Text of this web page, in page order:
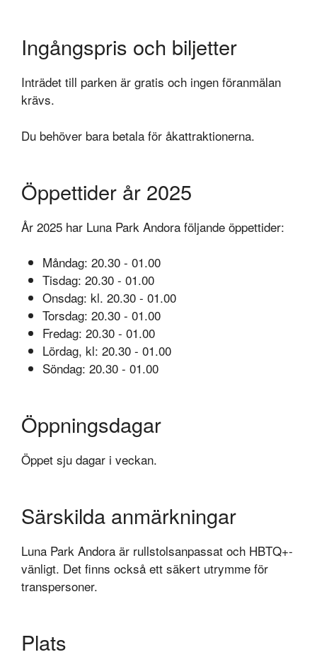
Ingångspris och biljetter
Inträdet till parken är gratis och ingen föranmälan
krävs.
Du behöver bara betala för åkattraktionerna.
Öppettider år 2025
År 2025 har Luna Park Andora följande öppettider:
Måndag: 20.30 - 01.00
Tisdag: 20.30 - 01.00
Onsdag: kl. 20.30 - 01.00
Torsdag: 20.30 - 01.00
Fredag: 20.30 - 01.00
Lördag, kl: 20.30 - 01.00
Söndag: 20.30 - 01.00
Öppningsdagar
Öppet sju dagar i veckan.
Särskilda anmärkningar
Luna Park Andora är rullstolsanpassat och HBTQ+-
vänligt. Det finns också ett säkert utrymme för
transpersoner.
Plats